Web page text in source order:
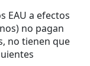
EAU a efectos
no pagan
no tienen que